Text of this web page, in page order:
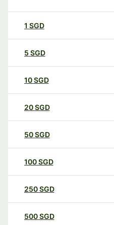
1 SGD
5 SGD
10SGD
20SGD
50SGD
100SGD
250SGD
500SGD